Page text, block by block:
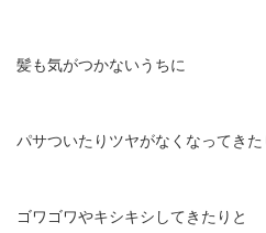
髪も気がつかないうちに
パサついたりツヤがなくなってきた
ゴワゴワやキシキシしてきたりと